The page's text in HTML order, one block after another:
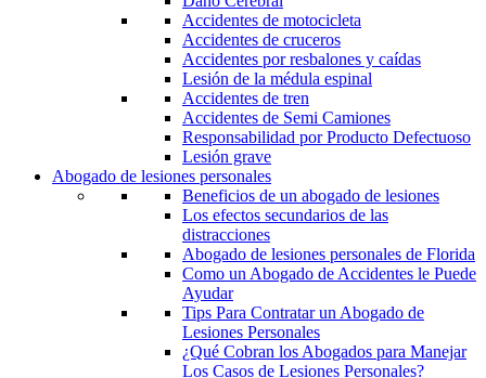
Accidentes de motocicleta
Accidentes de cruceros
Accidentes por resbalones y caídas
Lesión de la médula espinal
Accidentes de tren
Accidentes de Semi Camiones
Responsabilidad por Producto Defectuoso
Lesión grave
Abogado de lesiones personales
Beneficios de un abogado de lesiones
Los efectos secundarios de las
distracciones
Abogado de lesiones personales de Florida
Como un Abogado de Accidentes le Puede
Ayudar
Tips Para Contratar un Abogado de
Lesiones Personales
¿Qué Cobran los Abogados para Manejar
Los Casos de Lesiones Personales?